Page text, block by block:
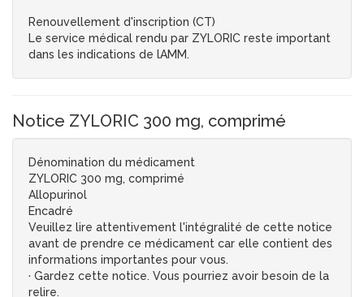
Renouvellement d'inscription (CT)
Le service médical rendu par ZYLORIC reste important
dans les indications de lAMM.
Notice ZYLORIC 300 mg, comprimé
Dénomination du médicament
ZYLORIC 300 mg, comprimé
Allopurinol
Encadré
Veuillez lire attentivement l'intégralité de cette notice
avant de prendre ce médicament car elle contient des
informations importantes pour vous.
· Gardez cette notice. Vous pourriez avoir besoin de la
relire.